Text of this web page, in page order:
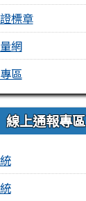
標章
網
區
線上通報專區